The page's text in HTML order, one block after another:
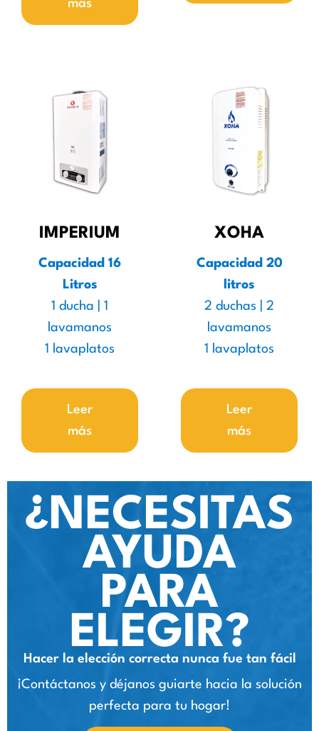
más
IMPERIUM
Capacidad 16
Litros
1 ducha | 1
lavamanos
1 lavaplatos
Leer
más
XOHA
Capacidad 20
litros
2 duchas | 2
lavamanos
1 lavaplatos
Leer
más
¿NECESITAS
AYUDA
PARA
ELEGIR?
Hacer la elección correcta nunca fue tan fácil
¡Contáctanos y déjanos guiarte hacia la solución
perfecta para tu hogar!